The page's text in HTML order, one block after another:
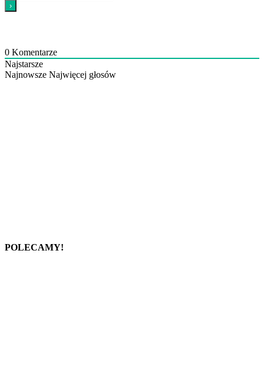
0 Komentarze
Najstarsze
Najnowsze Najwięcej głosów
POLECAMY!